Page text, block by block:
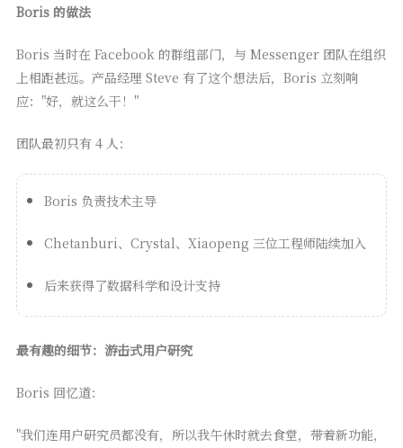
Boris 的做法
Boris 当时在 Facebook 的群组部门，与 Messenger 团队在组织
上相距甚远。产品经理 Steve 有了这个想法后，Boris 立刻响
应："好，就这么干！"
团队最初只有 4 人：
Boris 负责技术主导
Chetanburi、Crystal、Xiaopeng 三位工程师陆续加入
后来获得了数据科学和设计支持
最有趣的细节：游击式用户研究
Boris 回忆道：
"我们连用户研究员都没有，所以我午休时就去食堂，带着新功能，